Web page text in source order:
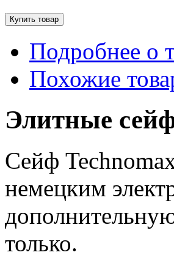
Подробнее о
Похожие
Элитные
Сейф
немецким
только.